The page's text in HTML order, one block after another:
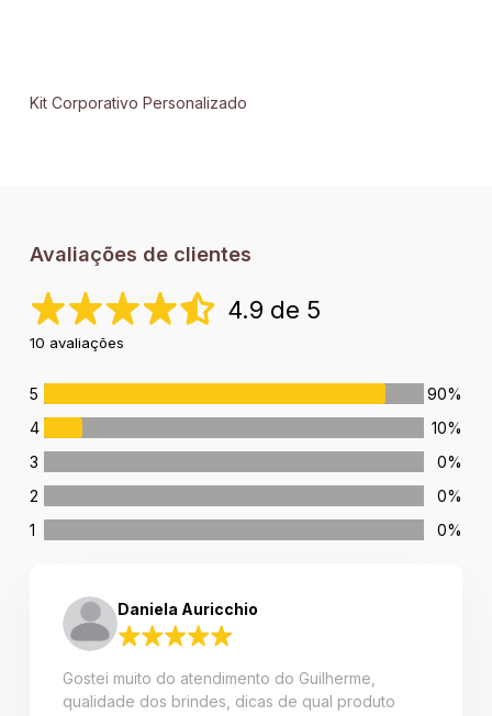
Kit Corporativo Personalizado
Avaliações de clientes
4.9 de 5
10 avaliações
5
90%
4
10%
3
0%
2
0%
1
0%
Daniela Auricchio
Gostei muito do atendimento do Guilherme,
qualidade dos brindes, dicas de qual produto